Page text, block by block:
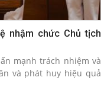
nhậm chức Chủ tịch
mạnh trách nhiệm và
và phát huy hiệu quả